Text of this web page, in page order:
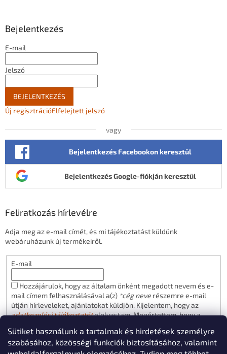
Sütiket használunk a tartalmak és hirdetések személyre
szabásához, közösségi funkciók biztosításához, valamint
Bejelentkezés
E-mail
Jelszó
BEJELENTKEZÉS
Új regisztrációElfelejtett jelszó
vagy
Bejelentkezés Facebookon keresztül
Bejelentkezés Google-fiókján keresztül
Feliratkozás hírlevélre
Adja meg az e-mail címét, és mi tájékoztatást küldünk
webáruházunk új termékeiről.
E-mail
Hozzájárulok, hogy az általam önként megadott nevem és e-
mail címem felhasználásával a(z) *cég neverészemre e-mail
útján hírleveleket, ajánlatokat küldjön. Kijelentem, hogy az
adatkezelési tájékoztatótelolvastam. Megértettem, hogy a
FELIRATKOZÁS